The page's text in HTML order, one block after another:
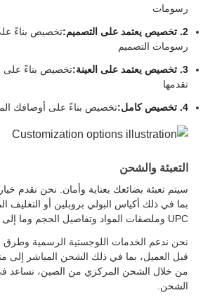
رسومات
2. تخصيص يعتمد على التصميم:
تخصيص بناءً
رسومات التصميم
3. تخصيص يعتمد على العينة:
تخصيص بناءً على
تقدمها
4. تخصيص كامل: تخصيص بناءً على أوصافك
التعبئة والشحن
سيتم تعبئة بضائعك بعناية وأمان. نحن نقدم
بما في ذلك أكياس البولي بروبلين أو
UPC وملصقات المواد وتفاصيل الحجم وما إلى ذلك.
نحن ندعم الخدمات اللوجستية الرسمية
قبل العميل، بما في ذلك الشحن المباشر إلى
من خلال الشحن المركزي من الصين، نساعد
الشحن.